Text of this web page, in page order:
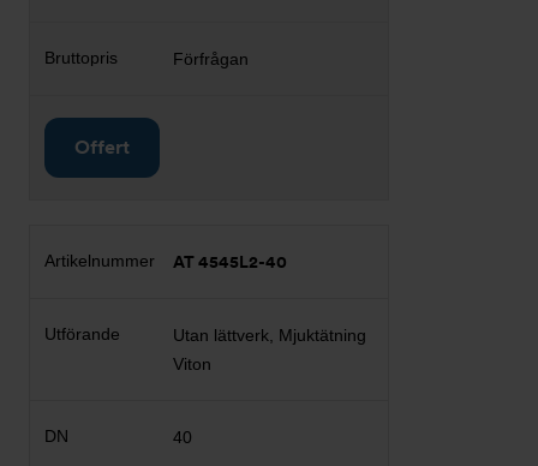
Förfrågan
Offert
AT 4545L2-40
Utan lättverk, Mjuktätning
Viton
40